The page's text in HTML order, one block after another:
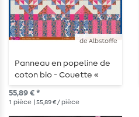
de Albstoffe
Panneau en popeline de
coton bio - Couette «
Cheater » bleue
55,89 € *
1 pièce | 55,89 € / pièce